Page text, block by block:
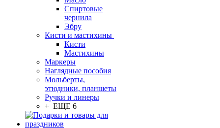
Спиртовые
чернила
Эбру
Кисти и мастихины
Кисти
Мастихины
Маркеры
Наглядные пособия
Мольберты,
этюдники, планшеты
Ручки и линеры
+ ЕЩЕ 6